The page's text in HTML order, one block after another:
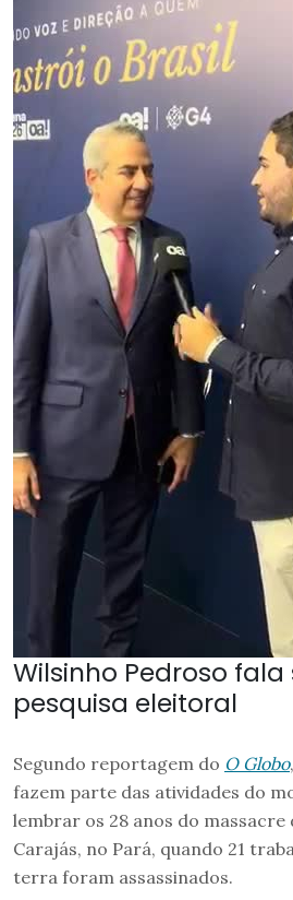
Wilsinho Pedroso fala
pesquisa eleitoral
Segundo reportagem do O Globo
fazem parte das atividades do
lembrar os 28 anos do massacre
Carajás, no Pará, quando 21
terra foram assassinados.